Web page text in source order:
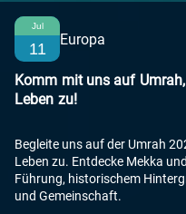
Jul
11
Europa
Komm mit uns auf
Leben zu!
Begleite uns auf der Umrah
Leben zu. Entdecke Mekka
Führung, historischem
und Gemeinschaft.